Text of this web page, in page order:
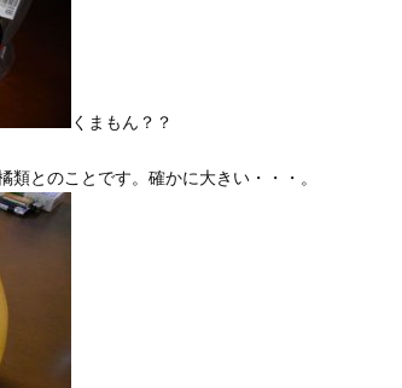
くまもん？？
とのことです。確かに大きい・・・。